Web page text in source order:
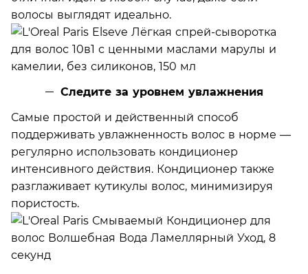
волосы выглядят идеально.
Следите за уровнем увлажнения
Самые простой и действенный способ
поддерживать увлажненность волос в норме —
регулярно использовать кондиционер
интенсивного действия. Кондиционер также
разглаживает кутикулы волос, минимизируя
пористость.